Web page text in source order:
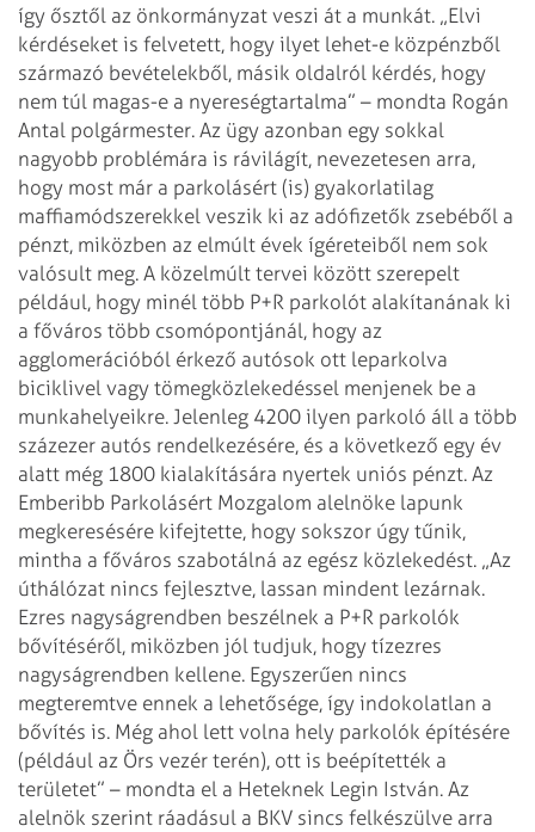
így ősztől az önkormányzat veszi át a munkát. „Elvi
kérdéseket is felvetett, hogy ilyet lehet-e közpénzből
származó bevételekből, másik oldalról kérdés, hogy
nem túl magas-e a nyereségtartalma” – mondta Rogán
Antal polgármester. Az ügy azonban egy sokkal
nagyobb problémára is rávilágít, nevezetesen arra,
hogy most már a parkolásért (is) gyakorlatilag
maffiamódszerekkel veszik ki az adófizetők zsebéből a
pénzt, miközben az elmúlt évek ígéreteiből nem sok
valósult meg. A közelmúlt tervei között szerepelt
például, hogy minél több P+R parkolót alakítanának ki
a főváros több csomópontjánál, hogy az
agglomerációból érkező autósok ott leparkolva
biciklivel vagy tömegközlekedéssel menjenek be a
munkahelyeikre. Jelenleg 4200 ilyen parkoló áll a több
százezer autós rendelkezésére, és a következő egy év
alatt még 1800 kialakítására nyertek uniós pénzt. Az
Emberibb Parkolásért Mozgalom alelnöke lapunk
megkeresésére kifejtette, hogy sokszor úgy tűnik,
mintha a főváros szabotálná az egész közlekedést. „Az
úthálózat nincs fejlesztve, lassan mindent lezárnak.
Ezres nagyságrendben beszélnek a P+R parkolók
bővítéséről, miközben jól tudjuk, hogy tízezres
nagyságrendben kellene. Egyszerűen nincs
megteremtve ennek a lehetősége, így indokolatlan a
bővítés is. Még ahol lett volna hely parkolók építésére
(például az Örs vezér terén), ott is beépítették a
területet” – mondta el a Heteknek Legin István. Az
alelnök szerint ráadásul a BKV sincs felkészülve arra